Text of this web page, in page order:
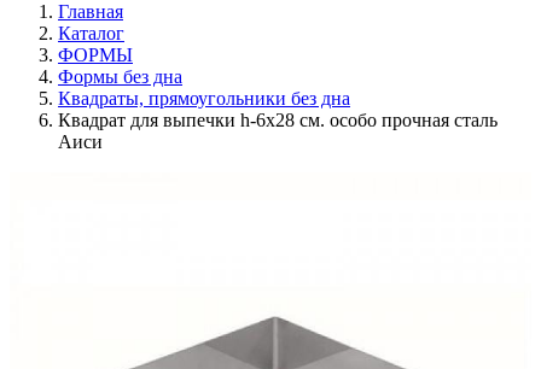
Главная
Каталог
ФОРМЫ
Формы без дна
Квадраты, прямоугольники без дна
Квадрат для выпечки h-6х28 см. особо прочная сталь
Аиси